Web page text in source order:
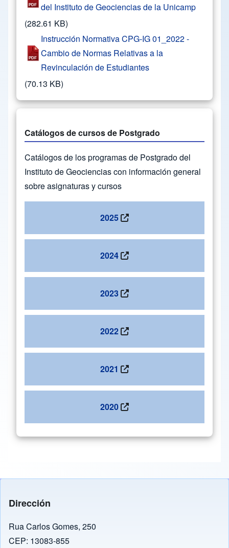
del Instituto de Geociencias de la Unicamp
(282.61 KB)
Instrucción Normativa CPG-IG 01_2022 -
Cambio de Normas Relativas a la
Revinculación de Estudiantes
(70.13 KB)
Catálogos de cursos de Postgrado
Catálogos de los programas de Postgrado del
Instituto de Geociencias con información general
sobre asignaturas y cursos
2025
2024
2023
2022
2021
2020
Dirección
Rua Carlos Gomes, 250
CEP: 13083-855